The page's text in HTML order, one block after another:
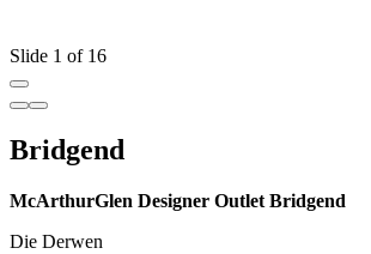
Slide 1 of 16
Bridgend
McArthurGlen Designer Outlet Bridgend
Die Derwen